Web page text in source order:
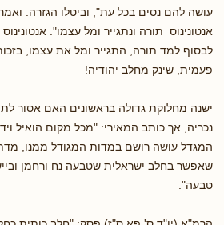
עושה להם נסים בכל עת", וביטלו הגזרה.
אנטונינוס תורה ונתגייר ומל עצמו".
לבסוף למד תורה, התגייר ומל את עצמו,
פעמית, שינק מחלב יהודיה!
ישנה מחלוקת גדולה בראשונים האם אסור
נכריה, אך כותב המאירי: "מכל מקום הואיל
המגדל עושה רושם במדות המגודל ממנו,
שאפשר בחלב ישראלית שטבעה נח ורחמן
טבעה".